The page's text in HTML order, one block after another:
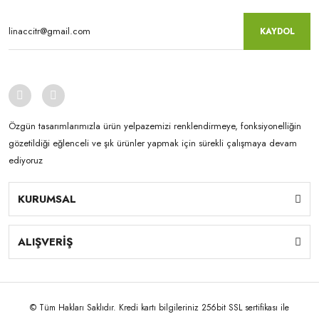
KAYDOL
Özgün tasarımlarımızla ürün yelpazemizi renklendirmeye, fonksiyonelliğin
gözetildiği eğlenceli ve şık ürünler yapmak için sürekli çalışmaya devam
ediyoruz
KURUMSAL
ALIŞVERİŞ
© Tüm Hakları Saklıdır. Kredi kartı bilgileriniz 256bit SSL sertifikası ile